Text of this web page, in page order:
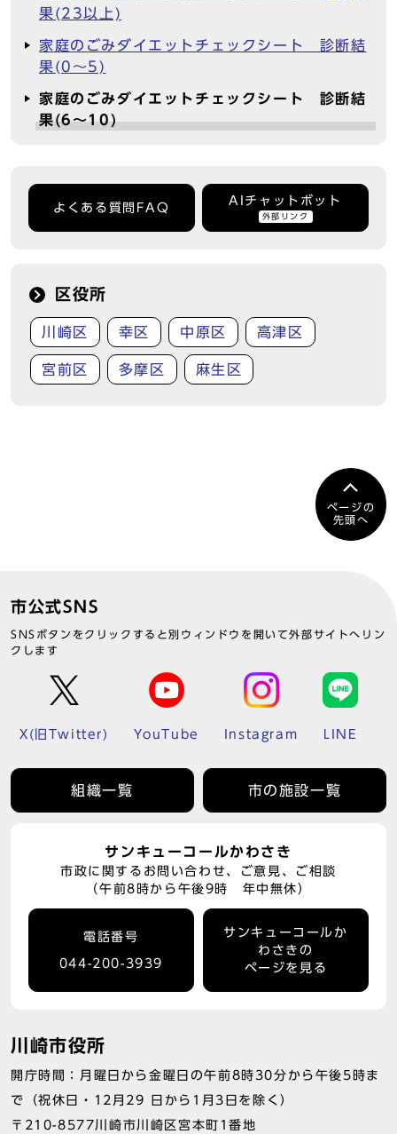
果(23以上)
家庭のごみダイエットチェックシート 診断結
果(0～5)
家庭のごみダイエットチェックシート 診断結
果(6～10)
よくある質問FAQ
AIチャットボット
外部リンク
区役所
川崎区 幸区 中原区 高津区
宮前区 多摩区 麻生区
ページの
先頭へ
市公式SNS
SNSボタンをクリックすると別ウィンドウを開いて外部サイトへリン
クします
X(旧Twitter) YouTube Instagram LINE
組織一覧 市の施設一覧
サンキューコールかわさき
市政に関するお問い合わせ、ご意見、ご相談
（午前8時から午後9時 年中無休）
電話番号
044-200-3939
サンキューコールか
わさきの
ページを見る
川崎市役所
開庁時間：月曜日から金曜日の午前8時30分から午後5時ま
で（祝休日・12月29 日から1月3日を除く）
〒210-8577川崎市川崎区宮本町1番地